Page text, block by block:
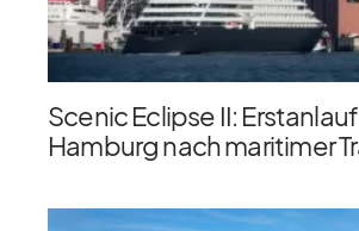
Scenic Eclipse II:
Hamburg nach maritimer